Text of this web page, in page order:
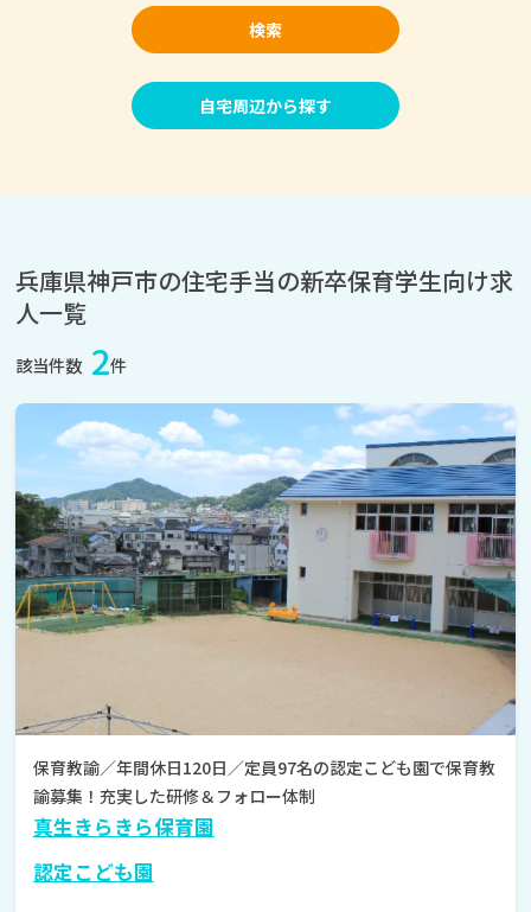
検索
自宅周辺から探す
兵庫県神戸市の住宅手当の新卒保育学生向け求
人一覧
該当件数 2件
保育教諭／年間休日120日／定員97名の認定こども園で保育教
諭募集！充実した研修＆フォロー体制
真生きらきら保育園
認定こども園